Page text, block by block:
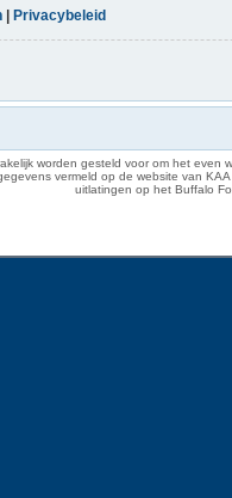
| Privacybeleid
worden gesteld voor om het
vermeld op de website van
uitlatingen op het Buffalo